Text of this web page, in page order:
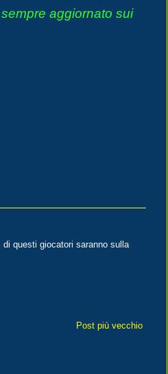
aggiornato sui
questi giocatori saranno sulla
Post più vecchio